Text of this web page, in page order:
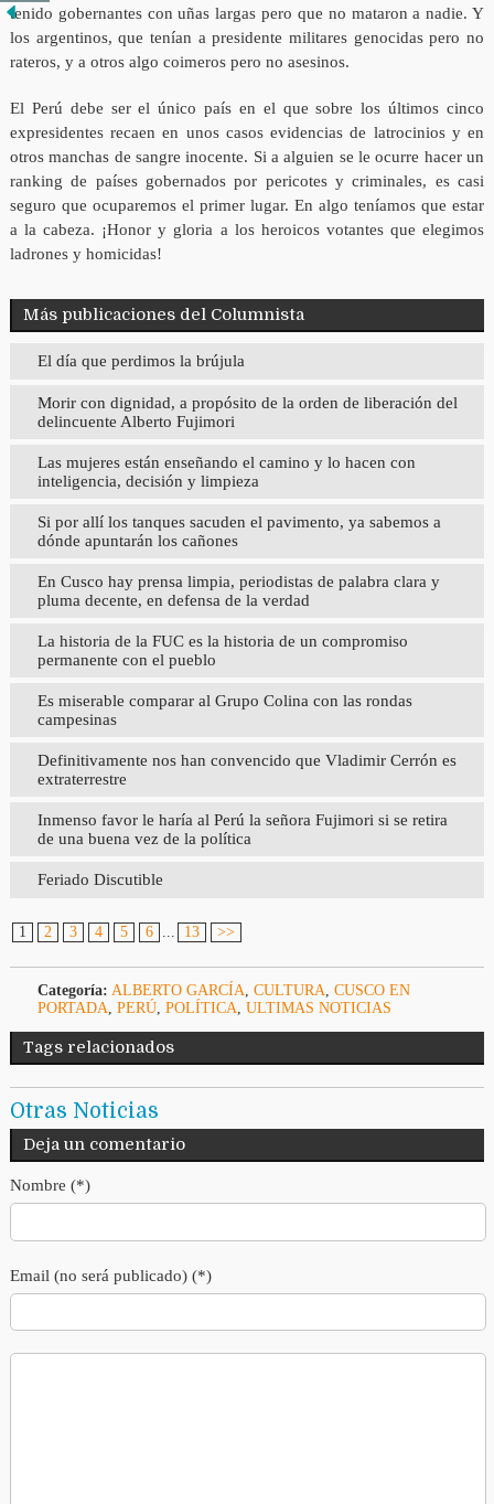
tenido gobernantes con uñas largas pero que no mataron a nadie. Y
los argentinos, que tenían a presidente militares genocidas pero no
rateros, y a otros algo coimeros pero no asesinos.
El Perú debe ser el único país en el que sobre los últimos cinco
expresidentes recaen en unos casos evidencias de latrocinios y en
otros manchas de sangre inocente. Si a alguien se le ocurre hacer un
ranking de países gobernados por pericotes y criminales, es casi
seguro que ocuparemos el primer lugar. En algo teníamos que estar
a la cabeza. ¡Honor y gloria a los heroicos votantes que elegimos
ladrones y homicidas!
Más publicaciones del Columnista
El día que perdimos la brújula
Morir con dignidad, a propósito de la orden de liberación del
delincuente Alberto Fujimori
Las mujeres están enseñando el camino y lo hacen con
inteligencia, decisión y limpieza
Si por allí los tanques sacuden el pavimento, ya sabemos a
dónde apuntarán los cañones
En Cusco hay prensa limpia, periodistas de palabra clara y
pluma decente, en defensa de la verdad
La historia de la FUC es la historia de un compromiso
permanente con el pueblo
Es miserable comparar al Grupo Colina con las rondas
campesinas
Definitivamente nos han convencido que Vladimir Cerrón es
extraterrestre
Inmenso favor le haría al Perú la señora Fujimori si se retira
de una buena vez de la política
Feriado Discutible
1 2 3 4 5 6 ... 13 >>
Categoría: ALBERTO GARCÍA, CULTURA, CUSCO EN
PORTADA, PERÚ, POLÍTICA, ULTIMAS NOTICIAS
Tags relacionados
Otras Noticias
Deja un comentario
Nombre (*)
Email (no será publicado) (*)